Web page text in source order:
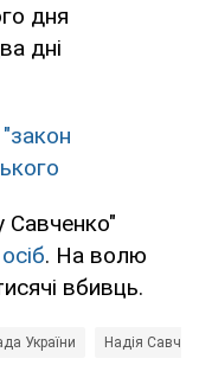
дня
дні
Савченко"
. На волю
вбивць.
України Надія